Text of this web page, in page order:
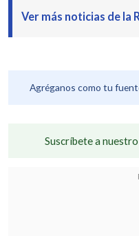
Ver más noticias de la
Agréganos como tu
Suscríbete a